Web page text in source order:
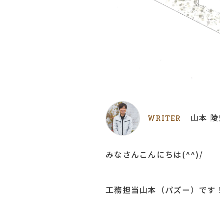
WRITER 山本
みなさんこんにちは(^^)/
工務担当山本（パズー）です